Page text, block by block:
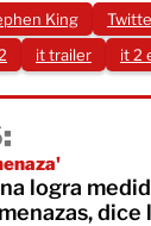
King
it trailer it 2
logra